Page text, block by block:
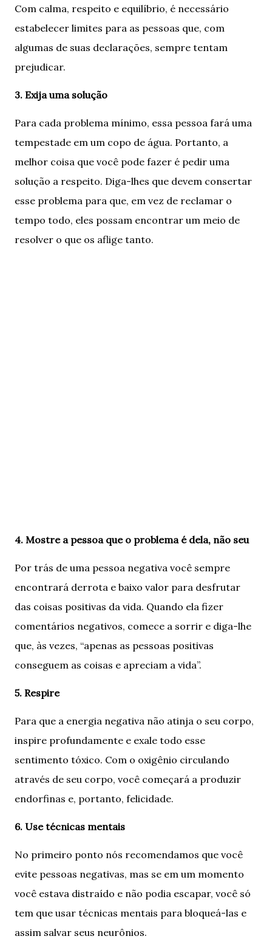
Com calma, respeito e equilíbrio, é necessário
estabelecer limites para as pessoas que, com
algumas de suas declarações, sempre tentam
prejudicar.
3. Exija uma solução
Para cada problema mínimo, essa pessoa fará uma
tempestade em um copo de água. Portanto, a
melhor coisa que você pode fazer é pedir uma
solução a respeito. Diga-lhes que devem consertar
esse problema para que, em vez de reclamar o
tempo todo, eles possam encontrar um meio de
resolver o que os aflige tanto.
4. Mostre a pessoa que o problema é dela, não seu
Por trás de uma pessoa negativa você sempre
encontrará derrota e baixo valor para desfrutar
das coisas positivas da vida. Quando ela fizer
comentários negativos, comece a sorrir e diga-lhe
que, às vezes, “apenas as pessoas positivas
conseguem as coisas e apreciam a vida”.
5. Respire
Para que a energia negativa não atinja o seu corpo,
inspire profundamente e exale todo esse
sentimento tóxico. Com o oxigênio circulando
através de seu corpo, você começará a produzir
endorfinas e, portanto, felicidade.
6. Use técnicas mentais
No primeiro ponto nós recomendamos que você
evite pessoas negativas, mas se em um momento
você estava distraído e não podia escapar, você só
tem que usar técnicas mentais para bloqueá-las e
assim salvar seus neurônios.